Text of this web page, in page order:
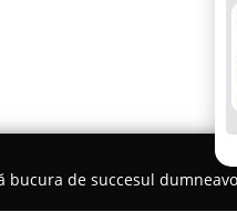
de succesul